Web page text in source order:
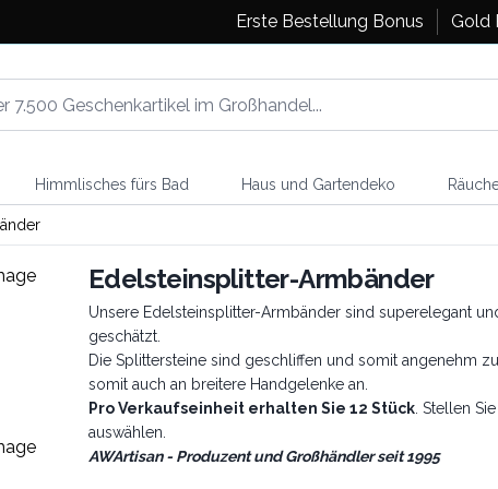
Erste Bestellung Bonus Gold
Himmlisches fürs Bad Haus und Gartendeko
Edelsteinsplitter-Armbänder
Unsere Edelsteinsplitter-Armbänder sind superelegant
geschätzt.
Die Splittersteine sind geschliffen und somit angenehm
somit auch an breitere Handgelenke an.
Pro Verkaufseinheit erhalten Sie 12 Stück . Stellen
auswählen.
AWArtisan - Produzent und Großhändler seit 1995